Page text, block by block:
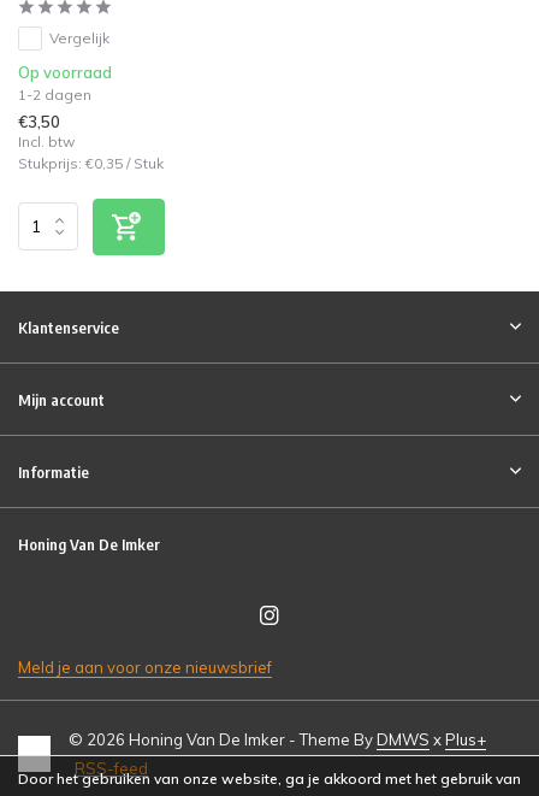
Vergelijk
Op voorraad
1-2 dagen
€3,50
Incl. btw
Stukprijs: €0,35 / Stuk
Klantenservice
Mijn account
Informatie
Honing Van De Imker
Meld je aan voor onze nieuwsbrief
© 2026 Honing Van De Imker - Theme ByDMWS xPlus+
RSS-feed
Door het gebruiken van onze website, ga je akkoord met het gebruik van